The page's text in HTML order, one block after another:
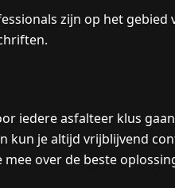
zijn op het
iedere asfalteer klus
kun je altijd vrijblijvend
mee over de beste